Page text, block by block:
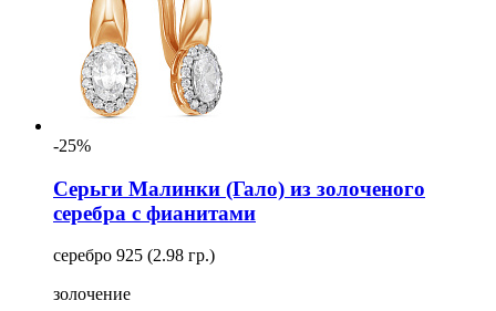
-25%
Серьги Малинки (Гало) из золоченого
серебра с фианитами
серебро 925 (2.98 гр.)
золочение